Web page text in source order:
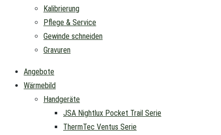
Kalibrierung
Pflege & Service
Gewinde schneiden
Gravuren
Angebote
Wärmebild
Handgeräte
JSA Nightlux Pocket Trail Serie
ThermTec Ventus Serie